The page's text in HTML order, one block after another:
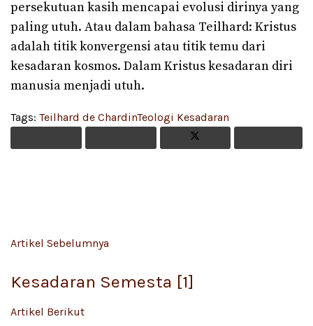
persekutuan kasih mencapai evolusi dirinya yang
paling utuh. Atau dalam bahasa Teilhard: Kristus
adalah titik konvergensi atau titik temu dari
kesadaran kosmos. Dalam Kristus kesadaran diri
manusia menjadi utuh.
Tags: Teilhard de ChardinTeologi Kesadaran
Artikel Sebelumnya
Kesadaran Semesta [1]
Artikel Berikut